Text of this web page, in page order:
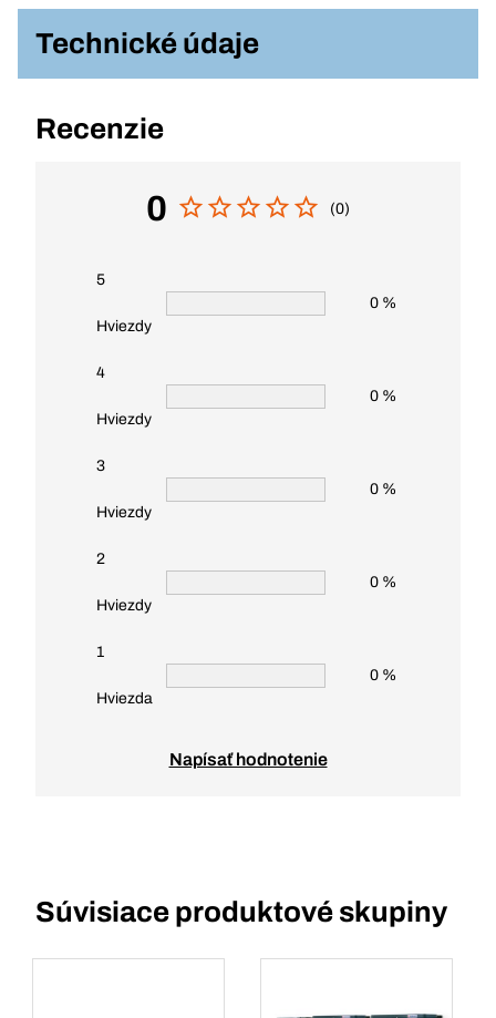
Technické údaje
Recenzie
0 (0)
5
Hviezdy
0 %
4
Hviezdy
0 %
3
Hviezdy
0 %
2
Hviezdy
0 %
1
Hviezda
0 %
Napísať hodnotenie
Súvisiace produktové skupiny